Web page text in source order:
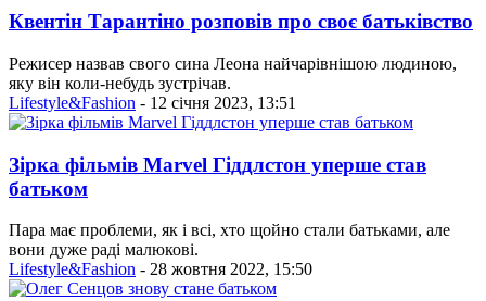
Квентін Тарантіно розповів про своє батьківство
Режисер назвав свого сина Леона найчарівнішою людиною,
яку він коли-небудь зустрічав.
Lifestyle&Fashion - 12 січня 2023, 13:51
Зірка фільмів Marvel Гіддлстон уперше став
батьком
Пара має проблеми, як і всі, хто щойно стали батьками, але
вони дуже раді малюкові.
Lifestyle&Fashion - 28 жовтня 2022, 15:50